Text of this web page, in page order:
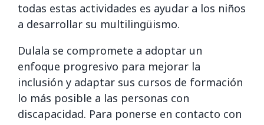
todas estas actividades es ayudar a los niños
a desarrollar su multilingüismo.
Dulala se compromete a adoptar un
enfoque progresivo para mejorar la
inclusión y adaptar sus cursos de formación
lo más posible a las personas con
discapacidad. Para ponerse en contacto con